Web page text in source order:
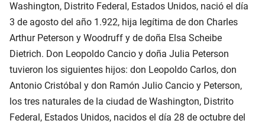
Washington, Distrito Federal, Estados Unidos, nació el día
3 de agosto del año 1.922, hija legítima de don Charles
Arthur Peterson y Woodruff y de doña Elsa Scheibe
Dietrich. Don Leopoldo Cancio y doña Julia Peterson
tuvieron los siguientes hijos: don Leopoldo Carlos, don
Antonio Cristóbal y don Ramón Julio Cancio y Peterson,
los tres naturales de la ciudad de Washington, Distrito
Federal, Estados Unidos, nacidos el día 28 de octubre del